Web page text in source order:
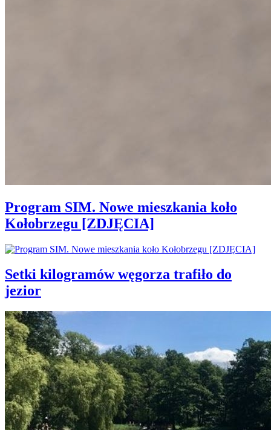
Program SIM. Nowe mieszkania koło
Kołobrzegu [ZDJĘCIA]
Setki kilogramów węgorza trafiło do
jezior